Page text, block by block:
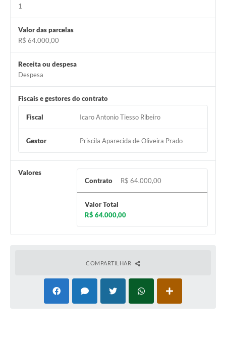
Telefones Úteis
Transparência
Enquete
e-SIC
1
Valor das parcelas
R$ 64.000,00
Receita ou despesa
Despesa
Fiscais e gestores do contrato
Fiscal Icaro Antonio Tiesso Ribeiro
Gestor Priscila Aparecida de Oliveira Prado
Valores
Contrato
R$ 64.000,00
Valor Total
R$ 64.000,00
COMPARTILHAR